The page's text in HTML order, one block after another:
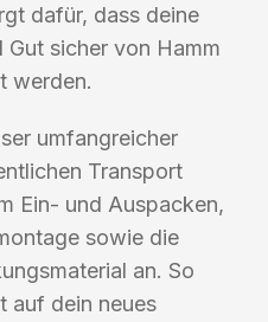
dafür, dass deine
sicher von Hamm
werden.
umfangreicher
Transport
Ein- und Auspacken,
sowie die
an. So
auf dein neues